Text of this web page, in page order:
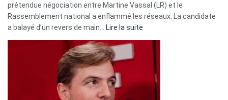
prétendue négociation entre Martine Vassal (LR) et le
Rassemblement national a enflammé les réseaux. La candidate
a balayé d’un revers de main… Lire la suite
d’alliance
secrète